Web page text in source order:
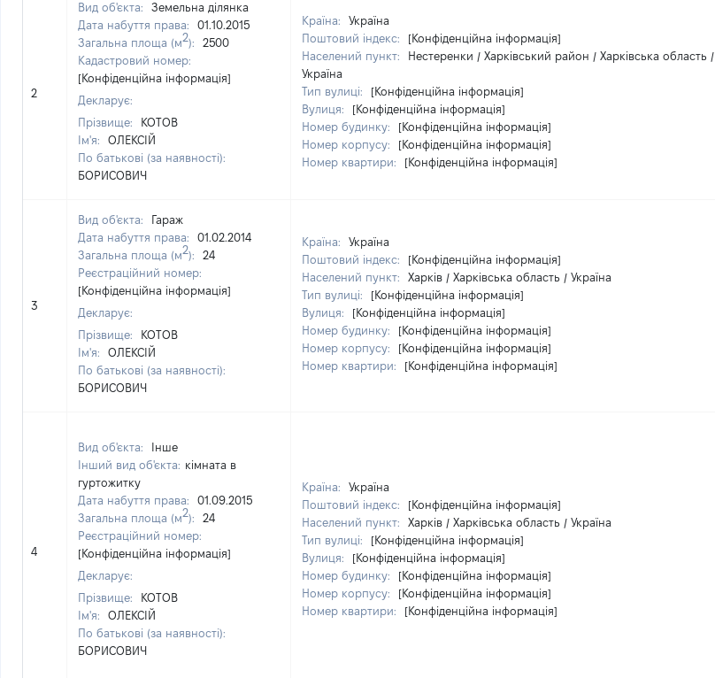
2
Вид об'єкта:
Земельна ділянка
Дата набуття права:
01.10.2015
Загальна площа (м2):
2500
Кадастровий номер:
[Конфіденційна інформація]
Декларує:
Прізвище:
КОТОВ
Ім'я:
ОЛЕКСІЙ
По батькові (за наявності):
БОРИСОВИЧ
Країна:
Україна
Поштовий індекс:
[Конфіденційна інформація]
Населений пункт:
Нестеренки / Харківський район / Харківська область /
Україна
Тип вулиці:
[Конфіденційна інформація]
Вулиця:
[Конфіденційна інформація]
Номер будинку:
[Конфіденційна інформація]
Номер корпусу:
[Конфіденційна інформація]
Номер квартири:
[Конфіденційна інформація]
3
Вид об'єкта:
Гараж
Дата набуття права:
01.02.2014
Загальна площа (м2):
24
Реєстраційний номер:
[Конфіденційна інформація]
Декларує:
Прізвище:
КОТОВ
Ім'я:
ОЛЕКСІЙ
По батькові (за наявності):
БОРИСОВИЧ
Країна:
Україна
Поштовий індекс:
[Конфіденційна інформація]
Населений пункт:
Харків / Харківська область / Україна
Тип вулиці:
[Конфіденційна інформація]
Вулиця:
[Конфіденційна інформація]
Номер будинку:
[Конфіденційна інформація]
Номер корпусу:
[Конфіденційна інформація]
Номер квартири:
[Конфіденційна інформація]
4
Вид об'єкта:
Інше
Інший вид об'єкта: кімната в
гуртожитку
Дата набуття права:
01.09.2015
Загальна площа (м2):
24
Реєстраційний номер:
[Конфіденційна інформація]
Декларує:
Прізвище:
КОТОВ
Ім'я:
ОЛЕКСІЙ
По батькові (за наявності):
БОРИСОВИЧ
Країна:
Україна
Поштовий індекс:
[Конфіденційна інформація]
Населений пункт:
Харків / Харківська область / Україна
Тип вулиці:
[Конфіденційна інформація]
Вулиця:
[Конфіденційна інформація]
Номер будинку:
[Конфіденційна інформація]
Номер корпусу:
[Конфіденційна інформація]
Номер квартири:
[Конфіденційна інформація]